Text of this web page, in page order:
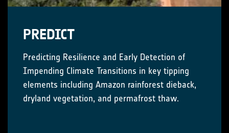
PREDICT
Predicting Resilience and Early Detection of
Impending Climate Transitions in key tipping
elements including Amazon rainforest dieback,
dryland vegetation, and permafrost thaw.